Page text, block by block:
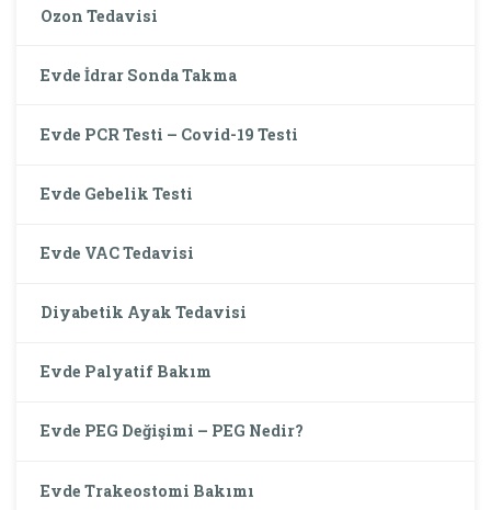
Ozon Tedavisi
Evde İdrar Sonda Takma
Evde PCR Testi – Covid-19 Testi
Evde Gebelik Testi
Evde VAC Tedavisi
Diyabetik Ayak Tedavisi
Evde Palyatif Bakım
Evde PEG Değişimi – PEG Nedir?
Evde Trakeostomi Bakımı